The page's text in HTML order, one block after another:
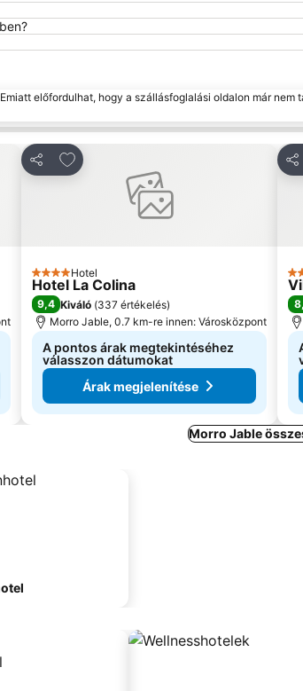
előfordulhat, hogy a szállásfoglalási oldalon már nem
Megosztás
Hozzáadás a kedvencekhez
4 Kategória
Hotel
Hotel La Colina
9,4 Kiváló (337 értékelés)
Morro Jable, 0.7 km-re innen: Városközpont
A pontos árak megtekintéséhez
válasszon dátumokat
Árak megjelenítése
4
Morro Jable